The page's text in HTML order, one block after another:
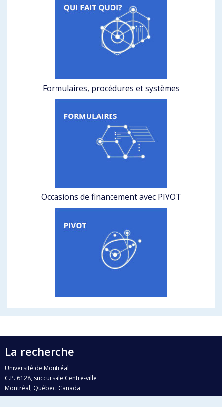
Formulaires, procédures et systèmes
Occasions de financement avec PIVOT
La recherche
Université de Montréal
C.P. 6128, succursale Centre-ville
Montréal, Québec, Canada
H3C 3J7